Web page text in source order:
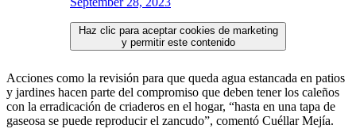
Haz clic para aceptar cookies de marketing
y permitir este contenido
Acciones como la revisión para que queda agua estancada en patios
y jardines hacen parte del compromiso que deben tener los caleños
con la erradicación de criaderos en el hogar, “hasta en una tapa de
gaseosa se puede reproducir el zancudo”, comentó Cuéllar Mejía.